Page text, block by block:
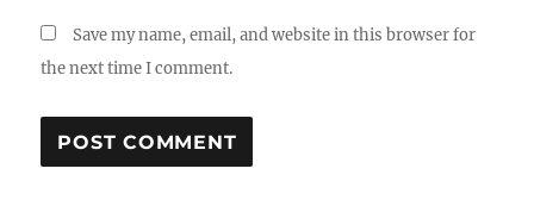
Save my name, email, and website in this browser for
the next time I comment.